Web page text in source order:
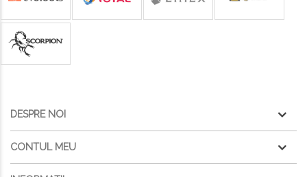
DESPRE NOI
CONTUL MEU